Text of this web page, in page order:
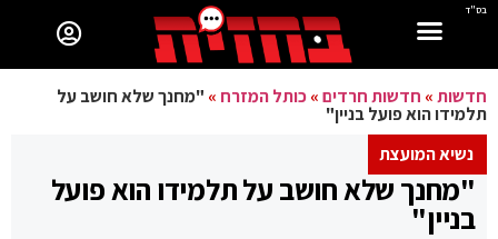
בס"ד
חדשות» חדשות חרדים»כותל המזרח » "מחנך שלא חושב על
תלמידו הוא פועל בניין"
נשיא המועצת
"מחנך שלא חושב על תלמידו הוא פועל
בניין"